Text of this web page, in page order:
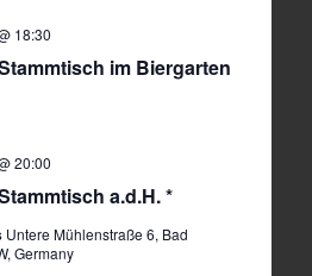
im Biergarten
18:30
a.d.H. *
20:00
Untere Mühlenstraße 6, Bad
Germany